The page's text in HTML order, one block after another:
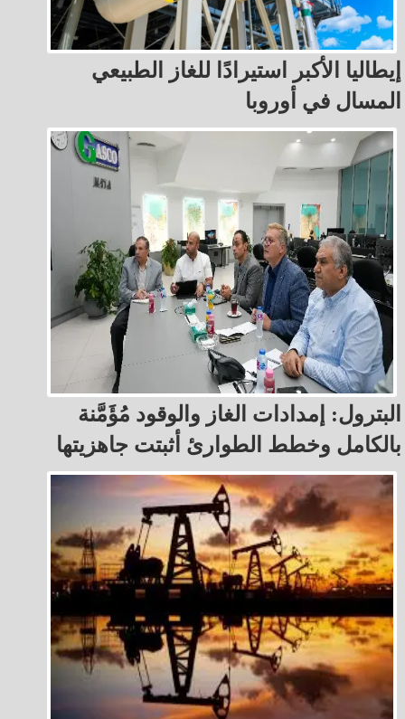
إيطاليا الأكبر استيرادًا للغاز الطبيعي
المسال في أوروبا
البترول: إمدادات الغاز والوقود مُؤَمَّنة
بالكامل وخطط الطوارئ أثبتت جاهزيتها